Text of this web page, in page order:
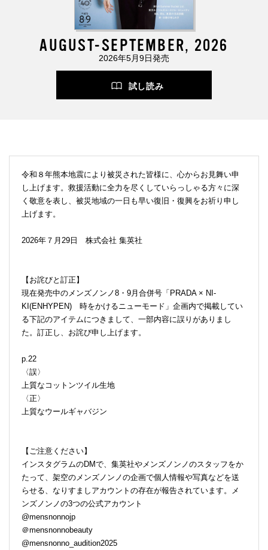
AUGUST-SEPTEMBER, 2026
2026年5月9日発売
試し読み
令和８年熊本地震により被災された皆様に、心からお見舞い申
し上げます。救援活動に全力を尽くしていらっしゃる方々に深
く敬意を表し、被災地域の一日も早い復旧・復興をお祈り申し
上げます。
2026年７月29日 株式会社 集英社
【お詫びと訂正】
現在発売中のメンズノンノ8・9月合併号「PRADA × NI-
KI(ENHYPEN) 時をかけるニューモード」企画内で掲載してい
る下記のアイテムにつきまして、一部内容に誤りがありまし
た。訂正し、お詫び申し上げます。
p.22
〈誤〉
上質なコットンツイル生地
〈正〉
上質なウールギャバジン
【ご注意ください】
インスタグラムのDMで、集英社やメンズノンノのスタッフをか
たって、架空のメンズノンノの企画で個人情報や写真などを送
らせる、なりすましアカウントの存在が報告されています。メ
ンズノンノの3つの公式アカウント
@mensnonnojp
＠mensnonnobeauty
@mensnonno_audition2025